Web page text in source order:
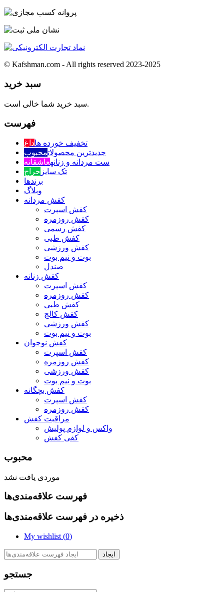
© Kafshman.com - All rights reserved 2023-2025
سبد خرید
سبد خرید شما خالی است.
فهرست
تخفیف خورده هاداغ
جدیدترین محصولاتمحبوب
ست مردانه و زنانهعاشقانه
تک سایز حراج
برندها
وبلاگ
کفش مردانه
کفش اسپرت
کفش روزمره
کفش رسمی
کفش طبی
کفش ورزشی
بوت و نیم بوت
صندل
کفش زنانه
کفش اسپرت
کفش روزمره
کفش طبی
کفش کالج
کفش ورزشی
بوت و نیم بوت
کفش نوجوان
کفش اسپرت
کفش روزمره
کفش ورزشی
بوت و نیم بوت
کفش بچگانه
کفش اسپرت
کفش روزمره
مراقبت کفش
واکس و لوازم پولیش
کفی کفش
محبوب
موردی یافت نشد
فهرست علاقه‌مندی‌ها
ذخیره در فهرست علاقه‌مندی‌ها
My wishlist (0)
ایجاد
جستجو